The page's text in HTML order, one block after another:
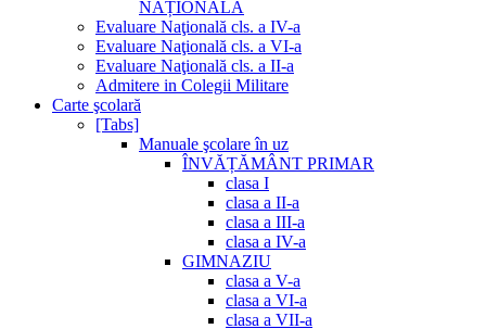
NAȚIONALĂ
Evaluare Naţională cls. a IV-a
Evaluare Naţională cls. a VI-a
Evaluare Naţională cls. a II-a
Admitere in Colegii Militare
Carte şcolară
[Tabs]
Manuale şcolare în uz
ÎNVĂȚĂMÂNT PRIMAR
clasa I
clasa a II-a
clasa a III-a
clasa a IV-a
GIMNAZIU
clasa a V-a
clasa a VI-a
clasa a VII-a